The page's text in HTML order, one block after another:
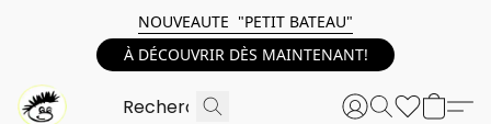
NOUVEAUTE "PETIT BATEAU"
À DÉCOUVRIR DÈS MAINTENANT!